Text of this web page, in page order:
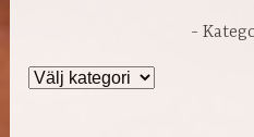
Kategorier